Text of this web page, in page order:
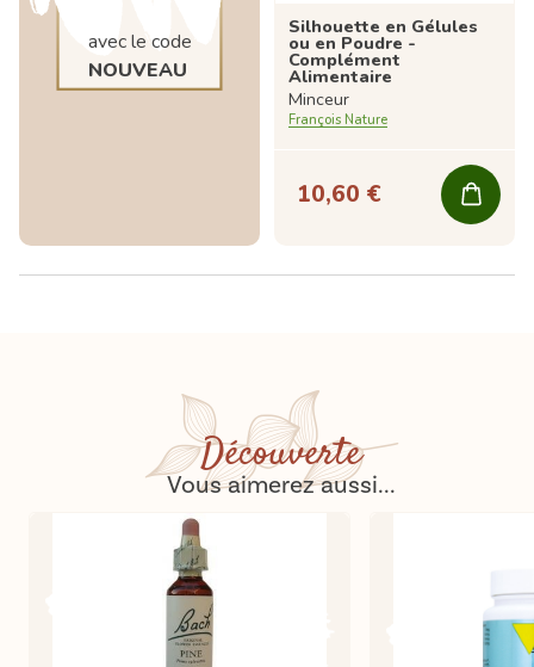
avec le code
NOUVEAU
Silhouette en Gélules
ou en Poudre -
Complément
Alimentaire
Minceur
François Nature
10,60 €
Découverte
Vous aimerez aussi...